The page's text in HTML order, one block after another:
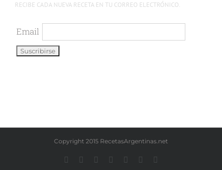
RECIBE CADA NUEVA RECETA EN TU CORREO ELECTRÓNICO.
Email
Copyright 2015 RecetasArgentinas.net
FacebookInstagramYouTubeLinkedIn Pinterest